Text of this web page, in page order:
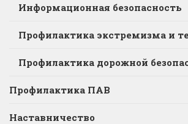
Информационная безопасность
Профилактика экстремизма и
Профилактика дорожной
Профилактика ПАВ
Наставничество